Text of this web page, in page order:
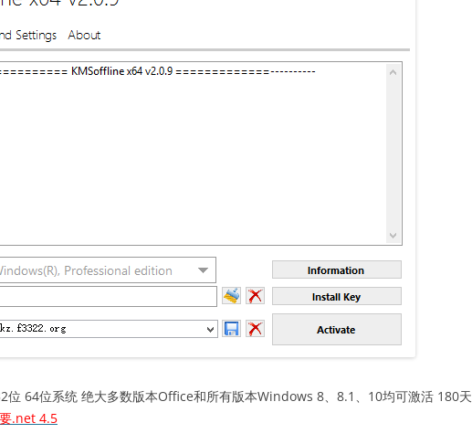
位 64位系统 绝大多数版本Office和所有版本Windows 8、8.1、10均可激活 180天
.net 4.5